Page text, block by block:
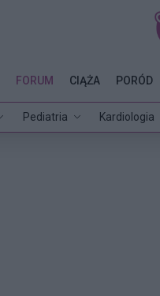
Pediatria Kardiologia
FORUM CIĄŻA PORÓD